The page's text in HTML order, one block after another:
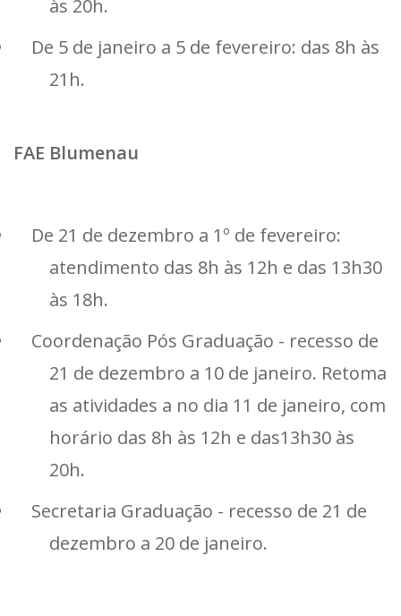
às 20h.
De 5 de janeiro a 5 de fevereiro: das 8h às
21h.
FAE Blumenau
De 21 de dezembro a 1º de fevereiro:
atendimento das 8h às 12h e das 13h30
às 18h.
Coordenação Pós Graduação - recesso de
21 de dezembro a 10 de janeiro. Retoma
as atividades a no dia 11 de janeiro, com
horário das 8h às 12h e das13h30 às
20h.
Secretaria Graduação - recesso de 21 de
dezembro a 20 de janeiro.